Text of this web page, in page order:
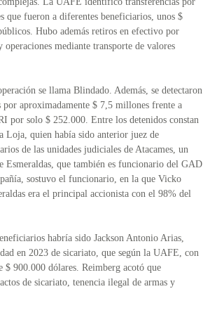
que fueron a diferentes beneficiarios, unos $
Hubo además retiros en efectivo por
mediante transporte de valores
se llama Blindado. Además, se detectaron
aproximadamente $ 7,5 millones frente a
por solo $ 252.000. Entre los detenidos constan
Loja, quien había sido anterior juez de
de las unidades judiciales de Atacames, un
Esmeraldas, que también es funcionario del GAD
sostuvo el funcionario, en la que Vicko
era el principal accionista con el 98% del
habría sido Jackson Antonio Arias,
en 2023 de sicariato, que según la UAFE, con
$ 900.000 dólares. Reimberg acotó que
de sicariato, tenencia ilegal de armas y